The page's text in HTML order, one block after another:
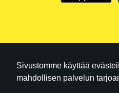
Sivustomme käyttää
mahdollisen palvelun